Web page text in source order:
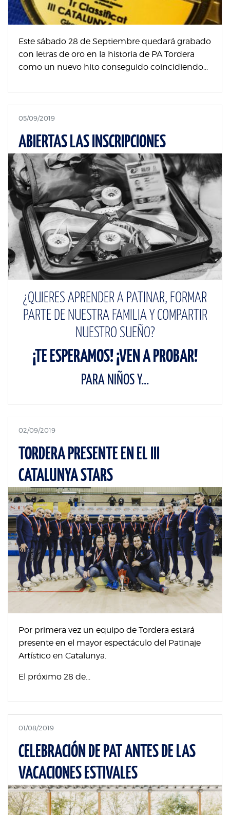
Este sábado 28 de Septiembre quedará grabado
con letras de oro en la historia de PA Tordera
como un nuevo hito conseguido coincidiendo...
05/09/2019
ABIERTAS LAS INSCRIPCIONES
¿QUIERES APRENDER A PATINAR, FORMAR
PARTE DE NUESTRA FAMILIA Y COMPARTIR
NUESTRO SUEÑO?
¡TE ESPERAMOS! ¡VEN A PROBAR!
PARA NIÑOS Y...
02/09/2019
TORDERA PRESENTE EN EL III
CATALUNYA STARS
Por primera vez un equipo de Tordera estará
presente en el mayor espectáculo del Patinaje
Artístico en Catalunya.
El próximo 28 de...
01/08/2019
CELEBRACIÓN DE PAT ANTES DE LAS
VACACIONES ESTIVALES